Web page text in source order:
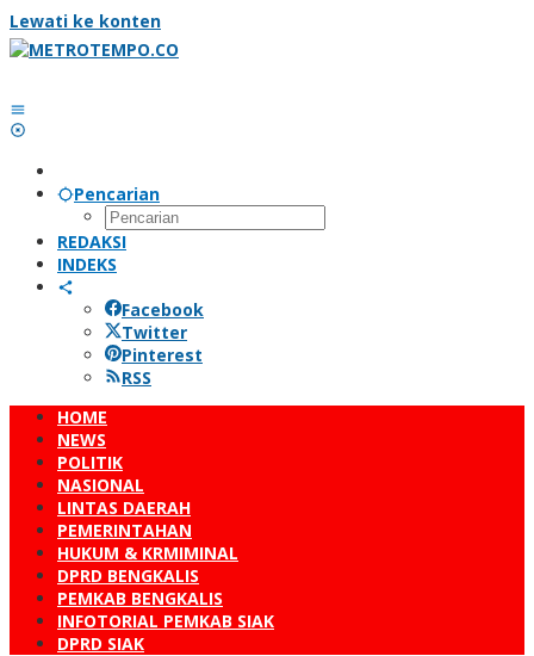
Lewati ke konten
Pencarian
REDAKSI
INDEKS
Facebook
Twitter
Pinterest
RSS
HOME
NEWS
POLITIK
NASIONAL
LINTAS DAERAH
PEMERINTAHAN
HUKUM & KRMIMINAL
DPRD BENGKALIS
PEMKAB BENGKALIS
INFOTORIAL PEMKAB SIAK
DPRD SIAK